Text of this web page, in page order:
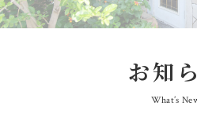
お知
What’s